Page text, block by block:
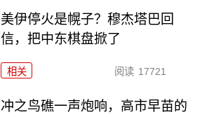
美伊停火是幌子？穆杰塔巴回
信，把中东棋盘掀了
相关 阅读 17721
冲之鸟礁一声炮响，高市早苗的